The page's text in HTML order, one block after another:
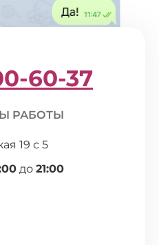
60-37
РАБОТЫ
19 с 5
до 21:00